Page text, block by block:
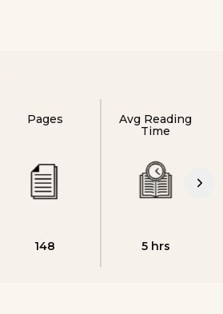
Pages
148
Avg Reading
Time
5 hrs